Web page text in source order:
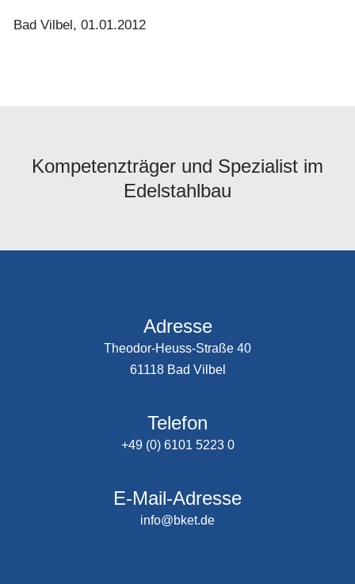
Bad Vilbel, 01.01.2012
Kompetenzträger und Spezialist im
Edelstahlbau
Adresse
Theodor-Heuss-Straße 40
61118 Bad Vilbel
Telefon
+49 (0) 6101 5223 0
E-Mail-Adresse
info@bket.de